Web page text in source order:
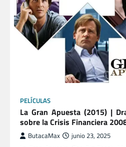
PELÍCULAS
La Gran Apuesta (2015) |
sobre la Crisis Financiera
ButacaMax junio 23, 2025